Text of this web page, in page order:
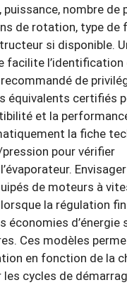
puissance, nombre de
de rotation, type de
si disponible.
facilite l’identification
de
équivalents certifiés
et la
la fiche
pour vérifier
de moteurs à
la régulation
économies d’énergie
Ces modèles
en fonction de la
cycles de